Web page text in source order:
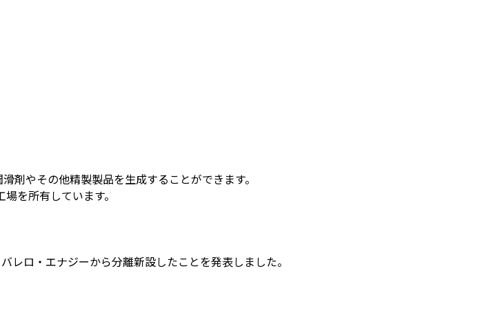
剤やその他精製製品を生成することができます。
を所有しています。
ロ・エナジーから分離新設したことを発表しました。